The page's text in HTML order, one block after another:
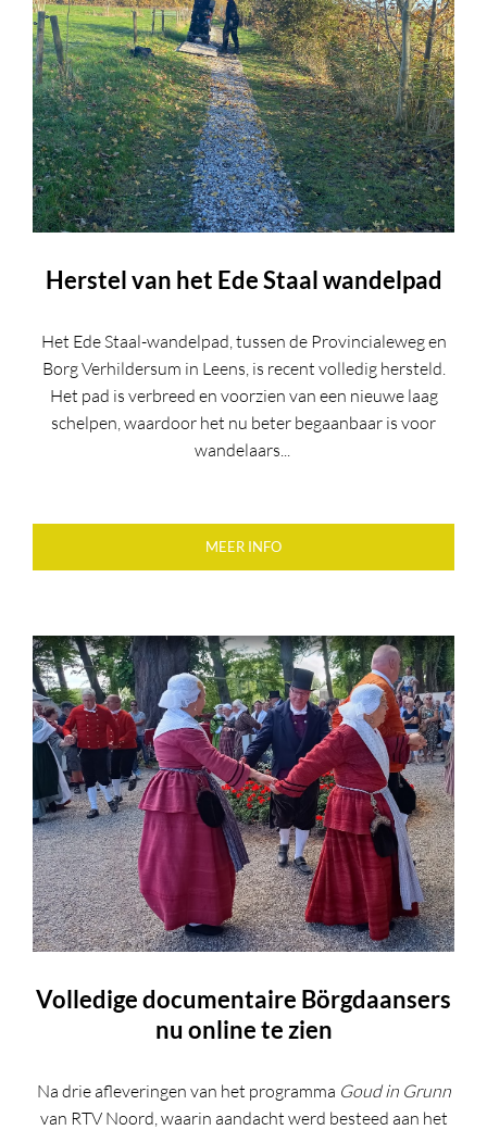
Herstel van het Ede Staal wandelpad
Het Ede Staal-wandelpad, tussen de Provincialeweg en
Borg Verhildersum in Leens, is recent volledig hersteld.
Het pad is verbreed en voorzien van een nieuwe laag
schelpen, waardoor het nu beter begaanbaar is voor
wandelaars...
MEER INFO
Volledige documentaire Börgdaansers
nu online te zien
Na drie afleveringen van het programma Goud in Grunn
van RTV Noord, waarin aandacht werd besteed aan het